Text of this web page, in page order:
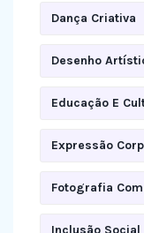
Dança Criativa
Desenho
Educação E
Expressão
Fotografia
Inclusão Social